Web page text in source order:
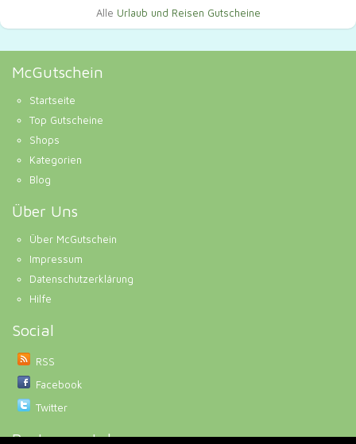
Alle Urlaub und Reisen Gutscheine
McGutschein
Startseite
Top Gutscheine
Shops
Kategorien
Blog
Über Uns
Über McGutschein
Impressum
Datenschutzerklärung
Hilfe
Social
RSS
Facebook
Twitter
Partnerportale